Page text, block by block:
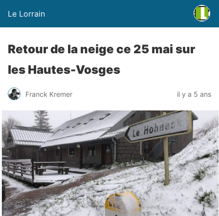
Le Lorrain
Retour de la neige ce 25 mai sur
les Hautes-Vosges
Franck Kremer il y a 5 ans